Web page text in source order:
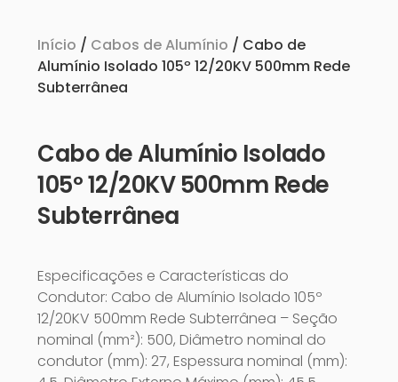
Início / Cabos de Alumínio / Cabo de
Alumínio Isolado 105º 12/20KV 500mm Rede
Subterrânea
Cabo de Alumínio Isolado
105º 12/20KV 500mm Rede
Subterrânea
Especificações e Características do
Condutor: Cabo de Alumínio Isolado 105º
12/20KV 500mm Rede Subterrânea – Seção
nominal (mm²): 500, Diâmetro nominal do
condutor (mm): 27, Espessura nominal (mm):